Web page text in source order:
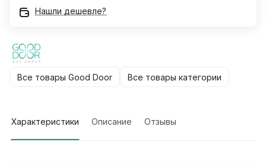
Нашли дешевле?
Все товары Good Door Все товары категории
Характеристики Описание Отзывы